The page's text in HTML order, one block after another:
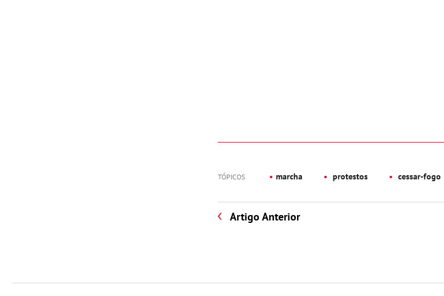
TÓPICOS marcha protestos cessar-fogo
Artigo Anterior